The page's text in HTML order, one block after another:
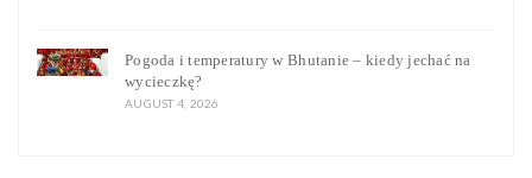
Pogoda i temperatury w Bhutanie – kiedy jechać na
wycieczkę?
AUGUST 4, 2026